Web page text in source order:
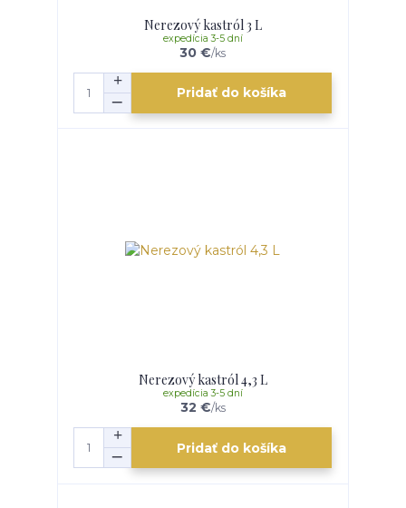
Nerezový kastról 3 L
30 €/ks
expedícia 3-5 dní
Pridať do košíka
Nerezový kastról 4,3 L
32 €/ks
expedícia 3-5 dní
Pridať do košíka